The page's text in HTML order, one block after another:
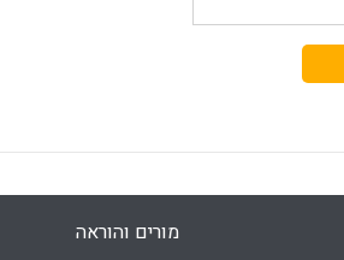
מורים והוראה